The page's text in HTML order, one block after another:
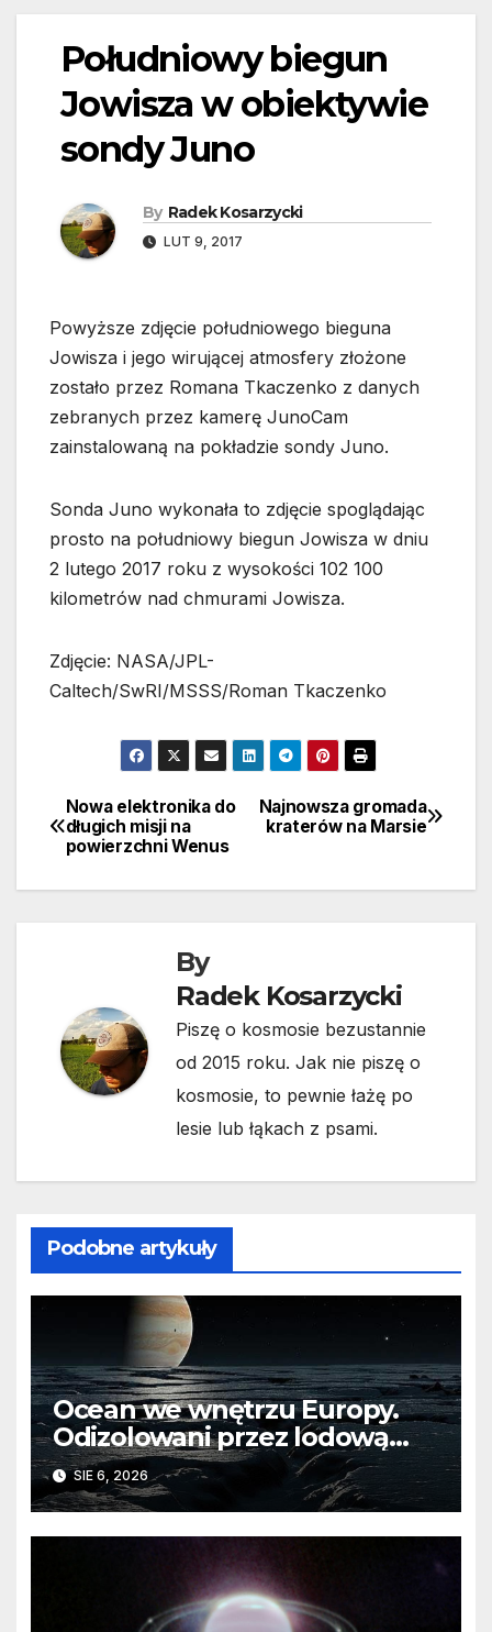
Południowy biegun
Jowisza w obiektywie
sondy Juno
By Radek Kosarzycki
LUT 9, 2017
Powyższe zdjęcie południowego bieguna
Jowisza i jego wirującej atmosfery złożone
zostało przez Romana Tkaczenko z danych
zebranych przez kamerę JunoCam
zainstalowaną na pokładzie sondy Juno.
Sonda Juno wykonała to zdjęcie spoglądając
prosto na południowy biegun Jowisza w dniu
2 lutego 2017 roku z wysokości 102 100
kilometrów nad chmurami Jowisza.
Zdjęcie: NASA/JPL-
Caltech/SwRI/MSSS/Roman Tkaczenko
Nawigacja
wpisu
Najnowsza gromada
kraterów na Marsie
Nowa elektronika do
długich misji na
powierzchni Wenus
By
Radek Kosarzycki
Piszę o kosmosie bezustannie
od 2015 roku. Jak nie piszę o
kosmosie, to pewnie łażę po
lesie lub łąkach z psami.
Podobne artykuły
Ocean we wnętrzu Europy.
Odizolowani przez lodową
barierę
SIE 6, 2026